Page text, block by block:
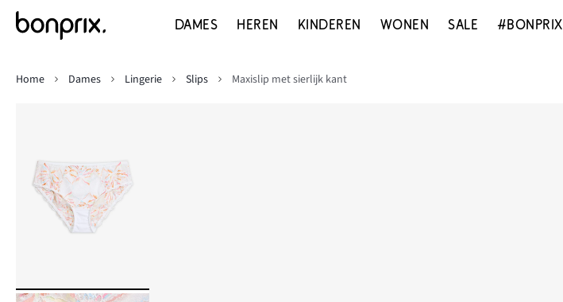
DAMES HEREN KINDEREN WONEN SALE #BONPRIX
Home
Dames Lingerie Slips Maxislip met sierlijk kant